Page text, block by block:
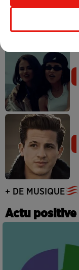
+ DE MUSIQUE
Actu positive